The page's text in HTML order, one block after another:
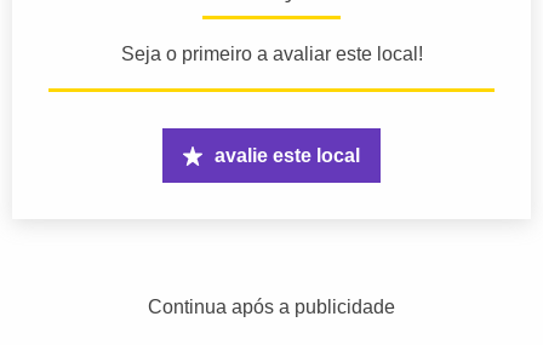
Seja o primeiro a avaliar este local!
avalie este local
Continua após a publicidade